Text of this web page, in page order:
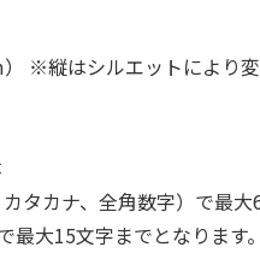
3,839円
(送料別・税込) (送料
※縦はシルエットにより
タカナ、全角数字）で最大
大15文字までとなります。